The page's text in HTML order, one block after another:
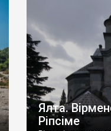
називаються
виробляє
легке біле і дуже […]
Ялта.
Ріпсіме